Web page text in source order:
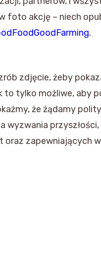
foto akcję – niech
.
zdjęcie, żeby
to tylko możliwe, aby
że żądamy
zapewniających